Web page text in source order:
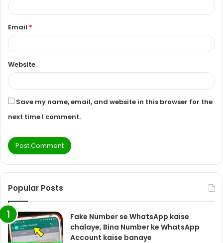
Email *
Website
Save my name, email, and website in this browser for the
next time I comment.
Popular Posts
Fake Number se WhatsApp kaise
chalaye, Bina Number ke WhatsApp
Account kaise banaye